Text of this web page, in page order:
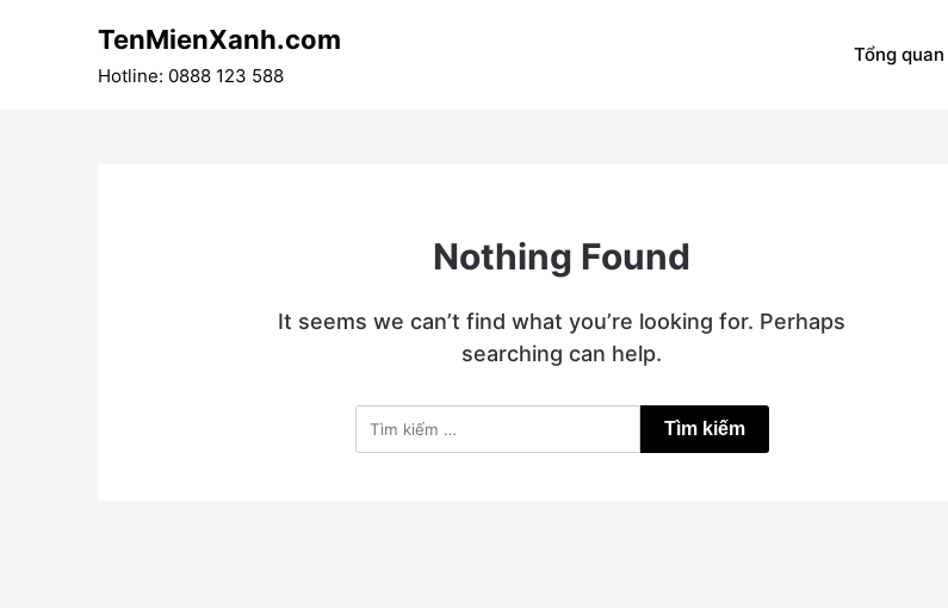
TenMienXanh.com
Hotline: 0888 123 588
Tổng quan
Nothing Found
It seems we can’t find what you’re looking for. Perhaps
searching can help.
Tìm
kiếm